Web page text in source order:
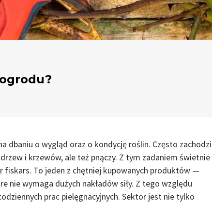
dbaniu o wygląd oraz o kondycję roślin. Często zachodzi
i krzewów, ale też pnączy. Z tym zadaniem świetnie
fiskars. To jeden z chętniej kupowanych produktów —
nie wymaga dużych nakładów siły. Z tego względu
prac pielęgnacyjnych. Sektor jest nie tylko